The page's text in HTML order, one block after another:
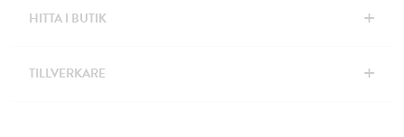
HITTA I BUTIK +
TILLVERKARE +